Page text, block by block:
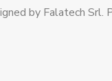
by Falatech Srl.